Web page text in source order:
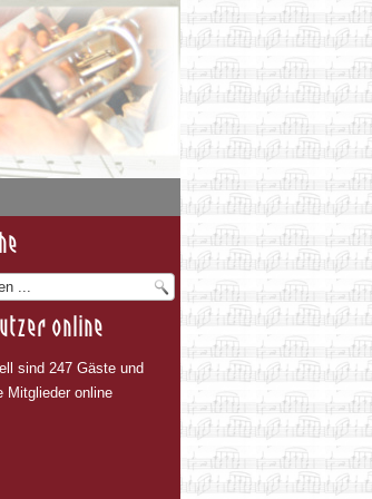
online
sind 247 Gäste und
Mitglieder online